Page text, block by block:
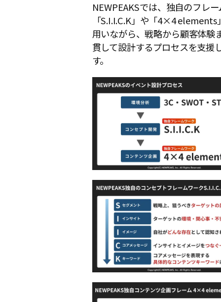
NEWPEAKSでは、独自のフレ
「S.I.I.C.K」や「4×4 elements
用いながら、戦略から顧客体験
貫して設計するプロセスを支援
す。